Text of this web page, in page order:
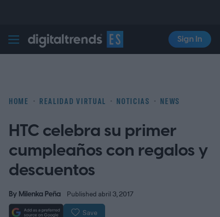
Digital Trends Español
Sign In
HOME REALIDAD VIRTUAL NOTICIAS NEWS
HTC celebra su primer
cumpleaños con regalos y
descuentos
By Milenka Peña Published abril 3, 2017
Save